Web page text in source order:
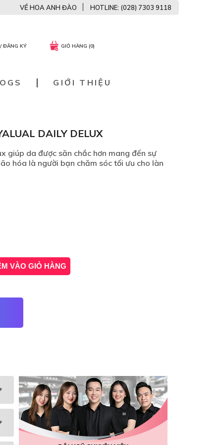
ĐĂNG KÝ GIỎ HÀNG (0)
VỀ HOA ANH ĐÀO HOTLINE: (028) 7303 9118
GIỚI THIỆU
DAILY DELUX
giúp da được săn chắc hơn mang đến sự
hóa là người bạn chăm sóc tối ưu cho làn
VÀO GIỎ HÀNG